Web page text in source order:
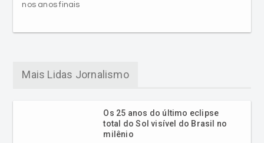
nos anos finais
Mais Lidas Jornalismo
Os 25 anos do último eclipse
total do Sol visível do Brasil no
milênio